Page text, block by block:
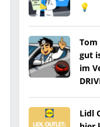
💡
Tom
gut
im
Lidl